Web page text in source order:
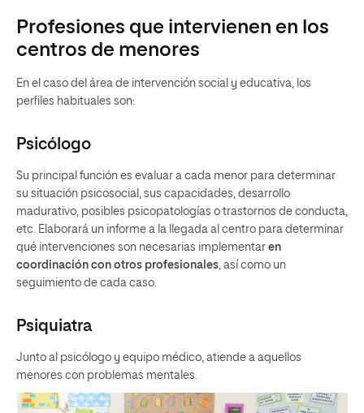
Profesiones que intervienen en los
centros de menores
En el caso del área de intervención social y educativa, los
perfiles habituales son:
Psicólogo
Su principal función es evaluar a cada menor para determinar
su situación psicosocial, sus capacidades, desarrollo
madurativo, posibles psicopatologías o trastornos de conducta,
etc. Elaborará un informe a la llegada al centro para determinar
qué intervenciones son necesarias implementar en
coordinación con otros profesionales, así como un
seguimiento de cada caso.
Psiquiatra
Junto al psicólogo y equipo médico, atiende a aquellos
menores con problemas mentales.